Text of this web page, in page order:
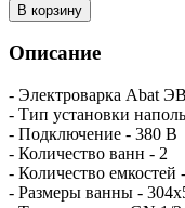
В корзину
Описание
- Электроварка Abat
- Тип установки
- Подключение - 380 В
- Количество ванн - 2
- Количество емкостей
- Размеры ванны -